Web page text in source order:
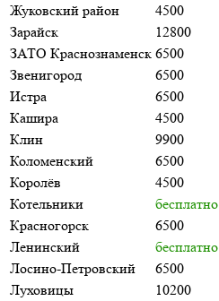
Жуковский район
4500
Зарайск
12800
ЗАТО Краснознаменск 6500
Звенигород
6500
Истра
6500
Кашира
4500
Клин
9900
Коломенский
6500
Королёв
4500
Котельники
бесплатно
Красногорск
6500
Ленинский
бесплатно
Лосино-Петровский
6500
Луховицы
10200